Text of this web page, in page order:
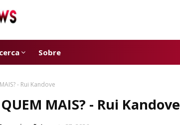
Sobre
- Rui Kandove
MAIS? - Rui Kandove